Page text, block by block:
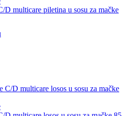
multicare piletina u sosu za mačke